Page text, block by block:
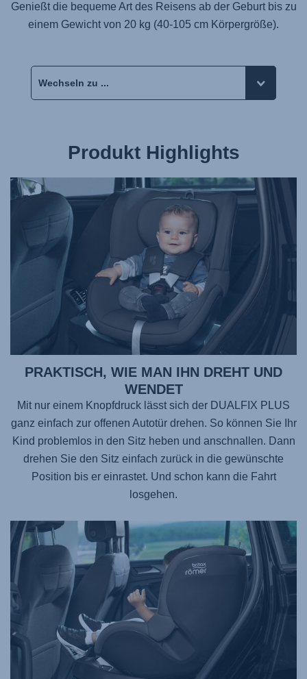
Genießt die bequeme Art des Reisens ab der Geburt bis zu
einem Gewicht von 20 kg (40-105 cm Körpergröße).
Produkt Highlights
PRAKTISCH, WIE MAN IHN DREHT UND
WENDET
Mit nur einem Knopfdruck lässt sich der DUALFIX PLUS
ganz einfach zur offenen Autotür drehen. So können Sie Ihr
Kind problemlos in den Sitz heben und anschnallen. Dann
drehen Sie den Sitz einfach zurück in die gewünschte
Position bis er einrastet. Und schon kann die Fahrt
losgehen.